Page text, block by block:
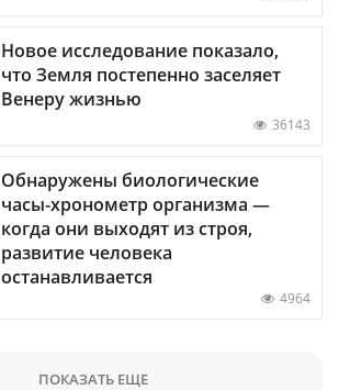
Новое исследование показало,
что Земля постепенно заселяет
Венеру жизнью
36143
Обнаружены биологические
часы-хронометр организма —
когда они выходят из строя,
развитие человека
останавливается
4964
ПОКАЗАТЬ ЕЩЕ